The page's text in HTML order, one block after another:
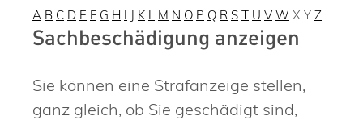
A B C D E F G H I J K L M N O P Q R S T U V W X Y Z
Sachbeschädigung anzeigen
Sie können eine Strafanzeige stellen,
ganz gleich, ob Sie geschädigt sind,